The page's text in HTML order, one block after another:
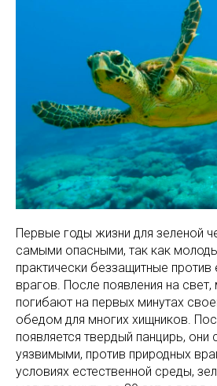
Первые годы жизни для зеленой
самыми опасными, так как
практически беззащитные против
врагов. После появления на свет,
погибают на первых минутах
обедом для многих хищников.
появляется твердый панцирь, они
уязвимыми, против природных
условиях естественной среды,